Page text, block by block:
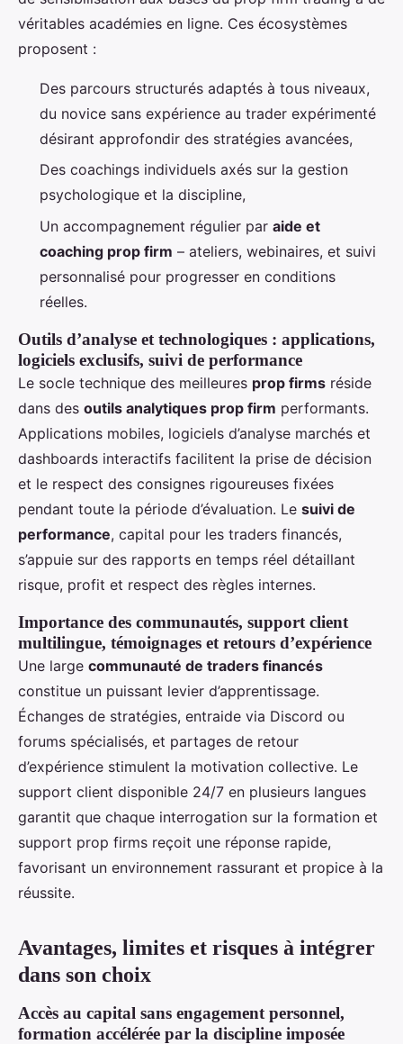
véritables académies en ligne. Ces écosystèmes
proposent :
Des parcours structurés adaptés à tous niveaux,
du novice sans expérience au trader expérimenté
désirant approfondir des stratégies avancées,
Des coachings individuels axés sur la gestion
psychologique et la discipline,
Un accompagnement régulier par aide et
coaching prop firm – ateliers, webinaires, et suivi
personnalisé pour progresser en conditions
réelles.
Outils d’analyse et technologiques : applications,
logiciels exclusifs, suivi de performance
Le socle technique des meilleures prop firms réside
dans des outils analytiques prop firm performants.
Applications mobiles, logiciels d’analyse marchés et
dashboards interactifs facilitent la prise de décision
et le respect des consignes rigoureuses fixées
pendant toute la période d’évaluation. Le suivi de
performance, capital pour les traders financés,
s’appuie sur des rapports en temps réel détaillant
risque, profit et respect des règles internes.
Importance des communautés, support client
multilingue, témoignages et retours d’expérience
Une large communauté de traders financés
constitue un puissant levier d’apprentissage.
Échanges de stratégies, entraide via Discord ou
forums spécialisés, et partages de retour
d’expérience stimulent la motivation collective. Le
support client disponible 24/7 en plusieurs langues
garantit que chaque interrogation sur la formation et
support prop firms reçoit une réponse rapide,
favorisant un environnement rassurant et propice à la
réussite.
Avantages, limites et risques à intégrer
dans son choix
Accès au capital sans engagement personnel,
formation accélérée par la discipline imposée